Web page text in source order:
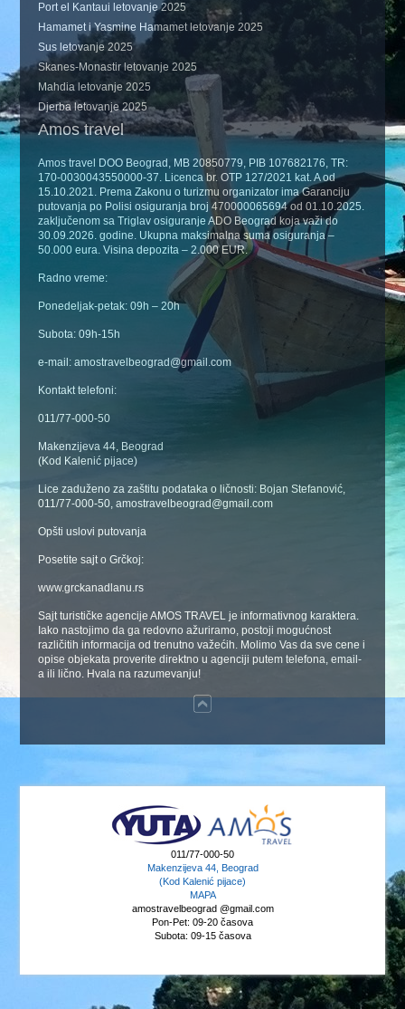
Port el Kantaui letovanje 2025
Hamamet i Yasmine Hamamet letovanje 2025
Sus letovanje 2025
Skanes-Monastir letovanje 2025
Mahdia letovanje 2025
Djerba letovanje 2025
Amos travel
Amos travel DOO Beograd, MB 20850779, PIB 107682176, TR:
170-0030043550000-37. Licenca br. OTP 127/2021 kat. A od
15.10.2021. Prema Zakonu o turizmu organizator ima Garanciju
putovanja po Polisi osiguranja broj 470000065694 od 01.10.2025.
zaključenom sa Triglav osiguranje ADO Beograd koja važi do
30.09.2026. godine. Ukupna maksimalna suma osiguranja –
50.000 eura. Visina depozita – 2.000 EUR.
Radno vreme:
Ponedeljak-petak: 09h – 20h
Subota: 09h-15h
e-mail: amostravelbeograd@gmail.com
Kontakt telefoni:
011/77-000-50
Makenzijeva 44, Beograd
(Kod Kalenić pijace)
Lice zaduženo za zaštitu podataka o ličnosti: Bojan Stefanović,
011/77-000-50, amostravelbeograd@gmail.com
Opšti uslovi putovanja
Posetite sajt o Grčkoj:
www.grckanadlanu.rs
Sajt turističke agencije AMOS TRAVEL je informativnog karaktera.
Iako nastojimo da ga redovno ažuriramo, postoji mogućnost
različitih informacija od trenutno važećih. Molimo Vas da sve cene i
opise objekata proverite direktno u agenciji putem telefona, email-
a ili lično. Hvala na razumevanju!
011/77-000-50
Makenzijeva 44, Beograd
(Kod Kalenić pijace)
MAPA
amostravelbeograd @gmail.com
Pon-Pet: 09-20 časova
Subota: 09-15 časova